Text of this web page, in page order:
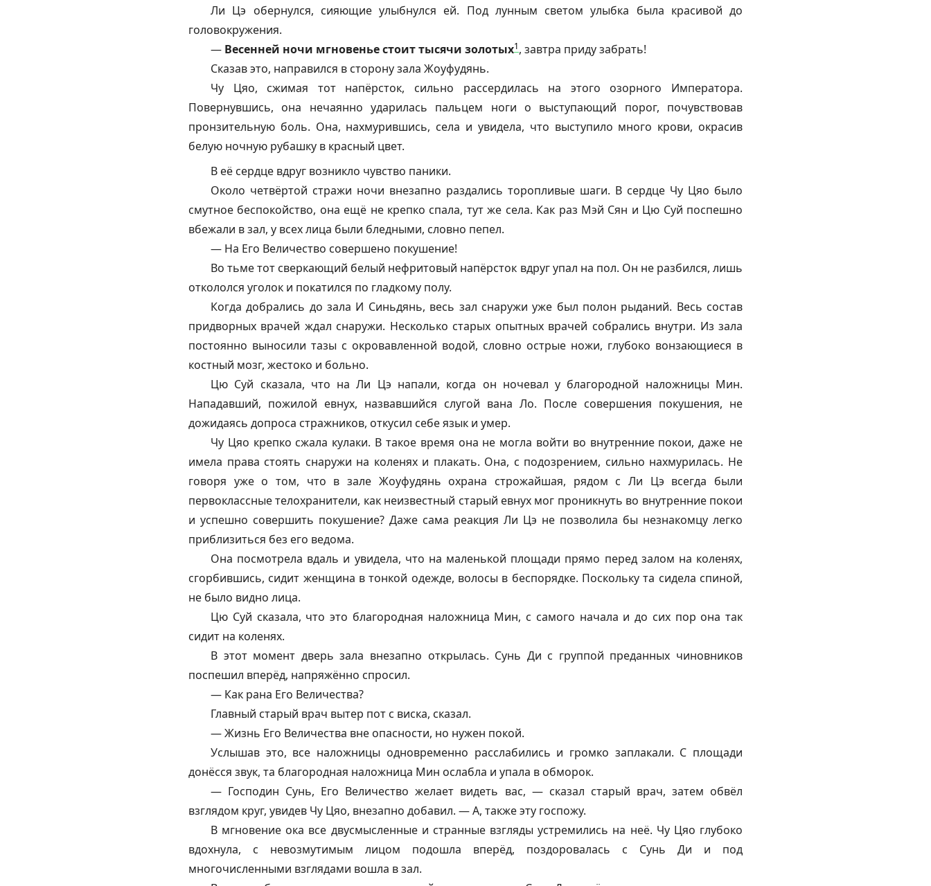
Ли Цэ обернулся, сияющие улыбнулся ей. Под лунным светом улыбка была красивой до
головокружения.
— Весенней ночи мгновенье стоит тысячи золотых1, завтра приду забрать!
Сказав это, направился в сторону зала Жоуфудянь.
Чу Цяо, сжимая тот напёрсток, сильно рассердилась на этого озорного Императора.
Повернувшись, она нечаянно ударилась пальцем ноги о выступающий порог, почувствовав
пронзительную боль. Она, нахмурившись, села и увидела, что выступило много крови, окрасив
белую ночную рубашку в красный цвет.
В её сердце вдруг возникло чувство паники.
Около четвёртой стражи ночи внезапно раздались торопливые шаги. В сердце Чу Цяо было
смутное беспокойство, она ещё не крепко спала, тут же села. Как раз Мэй Сян и Цю Суй поспешно
вбежали в зал, у всех лица были бледными, словно пепел.
— На Его Величество совершено покушение!
Во тьме тот сверкающий белый нефритовый напёрсток вдруг упал на пол. Он не разбился, лишь
откололся уголок и покатился по гладкому полу.
Когда добрались до зала И Синьдянь, весь зал снаружи уже был полон рыданий. Весь состав
придворных врачей ждал снаружи. Несколько старых опытных врачей собрались внутри. Из зала
постоянно выносили тазы с окровавленной водой, словно острые ножи, глубоко вонзающиеся в
костный мозг, жестоко и больно.
Цю Суй сказала, что на Ли Цэ напали, когда он ночевал у благородной наложницы Мин.
Нападавший, пожилой евнух, назвавшийся слугой вана Ло. После совершения покушения, не
дожидаясь допроса стражников, откусил себе язык и умер.
Чу Цяо крепко сжала кулаки. В такое время она не могла войти во внутренние покои, даже не
имела права стоять снаружи на коленях и плакать. Она, с подозрением, сильно нахмурилась. Не
говоря уже о том, что в зале Жоуфудянь охрана строжайшая, рядом с Ли Цэ всегда были
первоклассные телохранители, как неизвестный старый евнух мог проникнуть во внутренние покои
и успешно совершить покушение? Даже сама реакция Ли Цэ не позволила бы незнакомцу легко
приблизиться без его ведома.
Она посмотрела вдаль и увидела, что на маленькой площади прямо перед залом на коленях,
сгорбившись, сидит женщина в тонкой одежде, волосы в беспорядке. Поскольку та сидела спиной,
не было видно лица.
Цю Суй сказала, что это благородная наложница Мин, с самого начала и до сих пор она так
сидит на коленях.
В этот момент дверь зала внезапно открылась. Сунь Ди с группой преданных чиновников
поспешил вперёд, напряжённо спросил.
— Как рана Его Величества?
Главный старый врач вытер пот с виска, сказал.
— Жизнь Его Величества вне опасности, но нужен покой.
Услышав это, все наложницы одновременно расслабились и громко заплакали. С площади
донёсся звук, та благородная наложница Мин ослабла и упала в обморок.
— Господин Сунь, Его Величество желает видеть вас, — сказал старый врач, затем обвёл
взглядом круг, увидев Чу Цяо, внезапно добавил. — А, также эту госпожу.
В мгновение ока все двусмысленные и странные взгляды устремились на неё. Чу Цяо глубоко
вдохнула, с невозмутимым лицом подошла вперёд, поздоровалась с Сунь Ди и под
многочисленными взглядами вошла в зал.